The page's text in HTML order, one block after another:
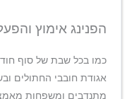
הפנינג אימוץ
כמו בכל שבת של סוף
מתנדבים ומשפחות